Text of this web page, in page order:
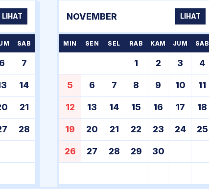
LIHAT
SAB
6 7
14
21
28
NOVEMBER LIHAT
MIN SEN SEL RAB KAM JUM SAB
1 2 3 4
5 6 7 8 9 10 11
12 13 14 15 16 17 18
19 20 21 22 23 24 25
26 27 28 29 30